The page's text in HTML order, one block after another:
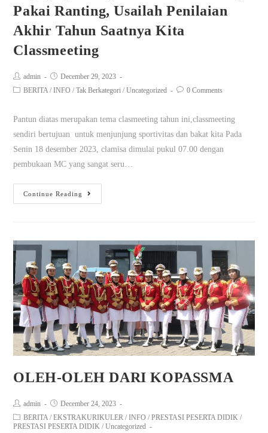
Pakai Ranting, Usailah Penilaian
Akhir Tahun Saatnya Kita
Classmeeting
admin
December 29, 2023
BERITA / INFO / Tak Berkategori / Uncategorized 0 Comments
Pantun diatas merupakan tema clasmeeting tahun ini,classmeeting
sendiri bertujuan untuk menjunjung sportivitas dan bakat kita Pada
Senin 18 desember 2023, clamisa dimulai pukul 07.00 dengan
pembukaan MC yang sangat seru…
Continue Reading
OLEH-OLEH DARI KOPASSMA
admin
December 24, 2023
BERITA / EKSTRAKURIKULER / INFO / PRESTASI PESERTA DIDIK /
PRESTASI PESERTA DIDIK / Uncategorized